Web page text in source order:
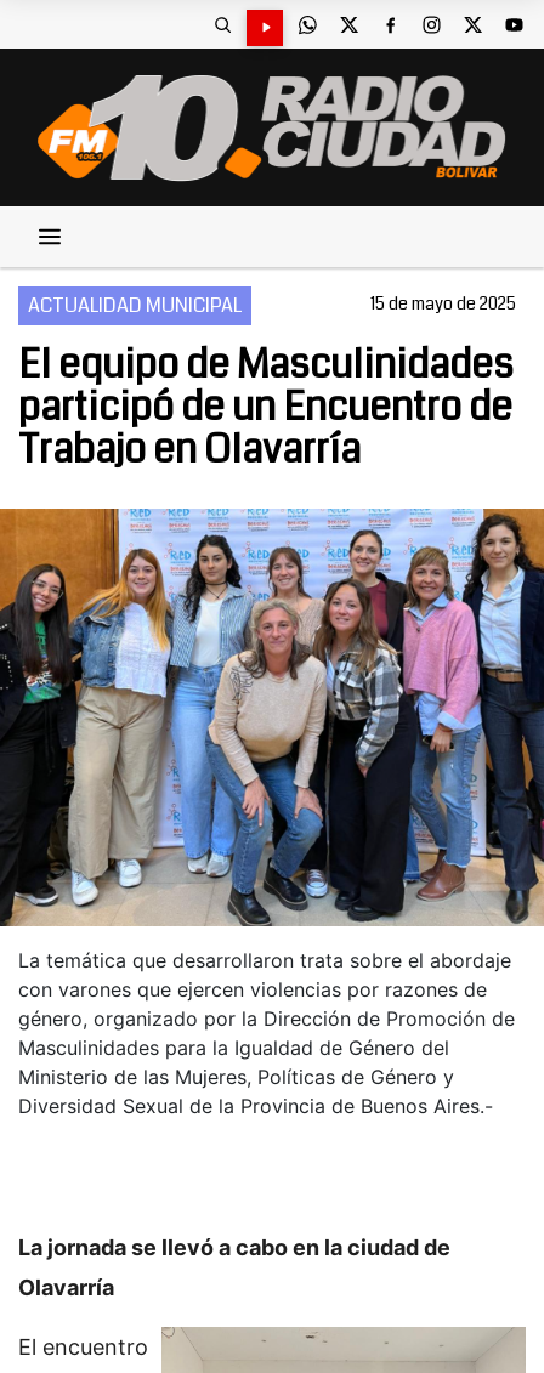
ACTUALIDAD MUNICIPAL 15 de mayo de 2025
El equipo de Masculinidades
participó de un Encuentro de
Trabajo en Olavarría
La temática que desarrollaron trata sobre el abordaje
con varones que ejercen violencias por razones de
género, organizado por la Dirección de Promoción de
Masculinidades para la Igualdad de Género del
Ministerio de las Mujeres, Políticas de Género y
Diversidad Sexual de la Provincia de Buenos Aires.-
La jornada se llevó a cabo en la ciudad de
Olavarría
El encuentro